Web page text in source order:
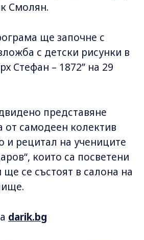
Смолян.
ще започне с
с детски рисунки в
Стефан – 1872” на 29
представяне
от самодеен колектив
и рецитал на учениците
които са посветени
се състоят в салона на
darik.bg